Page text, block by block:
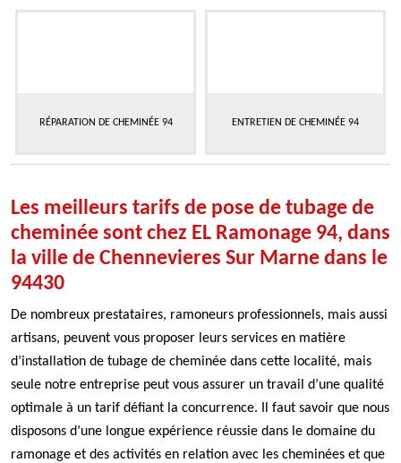
RÉPARATION DE CHEMINÉE 94 ENTRETIEN DE CHEMINÉE 94
Les meilleurs tarifs de pose de tubage de
cheminée sont chez EL Ramonage 94, dans
la ville de Chennevieres Sur Marne dans le
94430
De nombreux prestataires, ramoneurs professionnels, mais aussi
artisans, peuvent vous proposer leurs services en matière
d’installation de tubage de cheminée dans cette localité, mais
seule notre entreprise peut vous assurer un travail d’une qualité
optimale à un tarif défiant la concurrence. Il faut savoir que nous
disposons d’une longue expérience réussie dans le domaine du
ramonage et des activités en relation avec les cheminées et que